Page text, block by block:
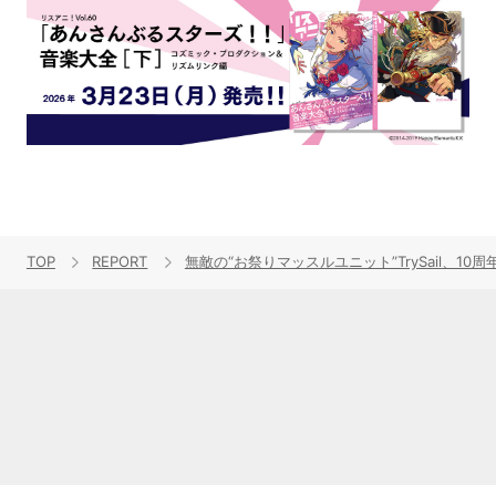
TOP REPORT 無敵の“お祭りマッスルユニット”TrySail、10